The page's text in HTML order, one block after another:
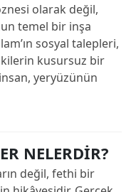
olarak değil,
temel bir inşa
sosyal talepleri,
kusursuz bir
yeryüzünün
NELERDİR?
değil, fethi bir